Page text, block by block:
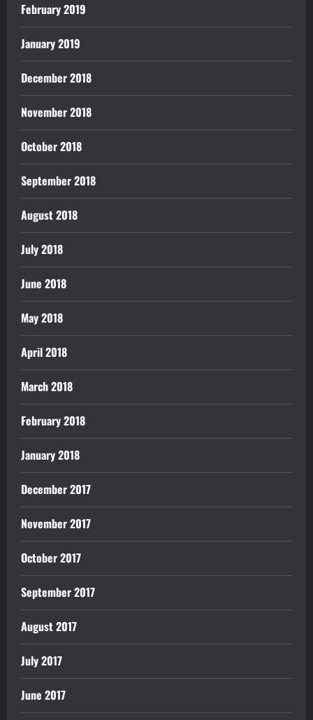
February 2019
January 2019
December 2018
November 2018
October 2018
September 2018
August 2018
July 2018
June 2018
May 2018
April 2018
March 2018
February 2018
January 2018
December 2017
November 2017
October 2017
September 2017
August 2017
July 2017
June 2017